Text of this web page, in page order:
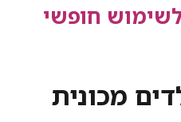
חופשי
מכונית